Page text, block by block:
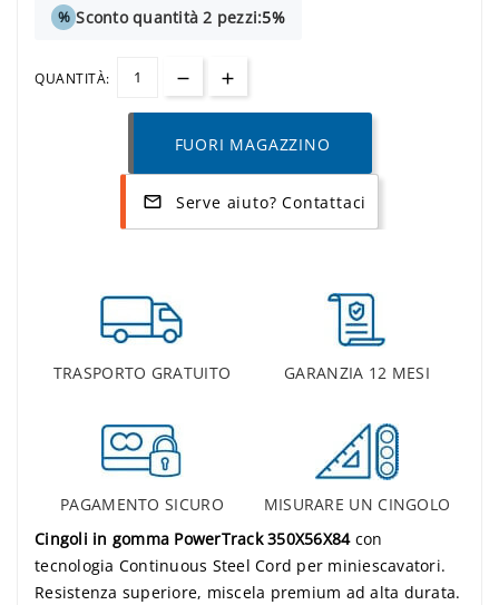
% Sconto quantità 2 pezzi:5%
QUANTITÀ:
FUORI MAGAZZINO
mail_outline Serve aiuto? Contattaci
TRASPORTO GRATUITO GARANZIA 12 MESI
PAGAMENTO SICURO
MISURARE UN CINGOLO
Cingoli in gomma PowerTrack 350X56X84con
tecnologia Continuous Steel Cord per miniescavatori.
Resistenza superiore, miscela premium ad alta durata.